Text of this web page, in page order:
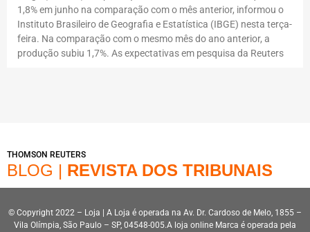
1,8% em junho na comparação com o mês anterior, informou o
Instituto Brasileiro de Geografia e Estatística (IBGE) nesta terça-
feira. Na comparação com o mesmo mês do ano anterior, a
produção subiu 1,7%. As expectativas em pesquisa da Reuters
THOMSON REUTERS
BLOG | REVISTA DOS TRIBUNAIS
© Copyright 2022 – Loja | A Loja é operada na Av. Dr. Cardoso de Melo, 1855 –
Vila Olímpia, São Paulo – SP, 04548-005.A loja online Marca é operada pela